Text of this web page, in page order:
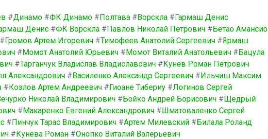
#Динамо #ФК Динамо #Полтава #Ворскла #Гармаш Денис
Денис #ФК Ворскла #Павлов Николай Петрович #Бетао Амансио
#Громов Артем Игоревич #Тимофеев Анатолий Сергеевич #Ярмаш
#Момот Анатолий Юрьевич #Момот Виталий Анатольевич #Бацула
#Тарганчук Владислав Владиславович #Кунев Роман Петрович
Александрович #Василенко Александр Сергеевич #Ильчиш Максим
#Козлов Артем Андреевич #Гиоане Тибериу #Логинов Сергей
Николай Владимирович #Бойко Андрей Борисович #Щедрый
#Макаренко Евгений Александрович #Шматоваленко Сергей
#Пинчук Тарас Владимирович #Артем Милевский #Билала Роланд
#Кунева Роман #Онопко Виталий Валерьевич